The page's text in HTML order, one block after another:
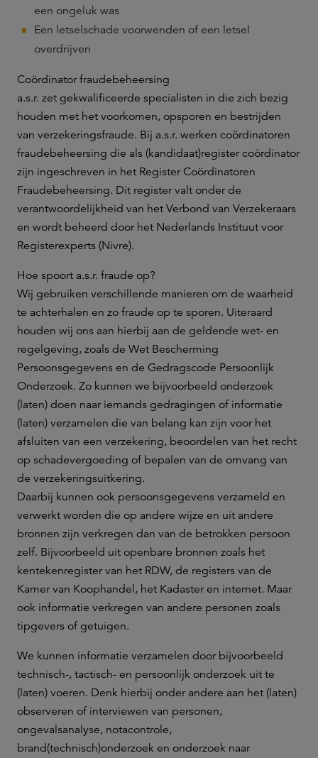
een ongeluk was
Een letselschade voorwenden of een letsel
overdrijven
Coördinator fraudebeheersing
a.s.r. zet gekwalificeerde specialisten in die zich bezig
houden met het voorkomen, opsporen en bestrijden
van verzekeringsfraude. Bij a.s.r. werken coördinatoren
fraudebeheersing die als (kandidaat)register coördinator
zijn ingeschreven in het Register Coördinatoren
Fraudebeheersing. Dit register valt onder de
verantwoordelijkheid van het Verbond van Verzekeraars
en wordt beheerd door het Nederlands Instituut voor
Registerexperts (Nivre).
Hoe spoort a.s.r. fraude op?
Wij gebruiken verschillende manieren om de waarheid
te achterhalen en zo fraude op te sporen. Uiteraard
houden wij ons aan hierbij aan de geldende wet- en
regelgeving, zoals de Wet Bescherming
Persoonsgegevens en de Gedragscode Persoonlijk
Onderzoek. Zo kunnen we bijvoorbeeld onderzoek
(laten) doen naar iemands gedragingen of informatie
(laten) verzamelen die van belang kan zijn voor het
afsluiten van een verzekering, beoordelen van het recht
op schadevergoeding of bepalen van de omvang van
de verzekeringsuitkering.
Daarbij kunnen ook persoonsgegevens verzameld en
verwerkt worden die op andere wijze en uit andere
bronnen zijn verkregen dan van de betrokken persoon
zelf. Bijvoorbeeld uit openbare bronnen zoals het
kentekenregister van het RDW, de registers van de
Kamer van Koophandel, het Kadaster en internet. Maar
ook informatie verkregen van andere personen zoals
tipgevers of getuigen.
We kunnen informatie verzamelen door bijvoorbeeld
technisch-, tactisch- en persoonlijk onderzoek uit te
(laten) voeren. Denk hierbij onder andere aan het (laten)
observeren of interviewen van personen,
ongevalsanalyse, notacontrole,
brand(technisch)onderzoek en onderzoek naar